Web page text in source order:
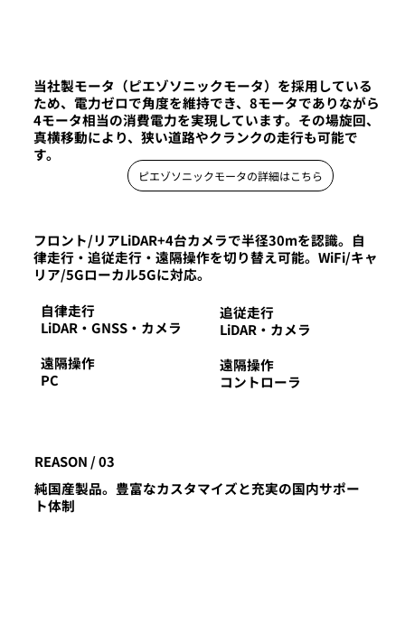
フロント/リアLiDAR+4台カメラで半径30mを認識。自
律走行・追従走行・遠隔操作を切り替え可能。WiFi/キャ
リア/5Gローカル5Gに対応。
自律走行
LiDAR・GNSS・カメラ
遠隔操作
PC
追従走行
LiDAR・カメラ
遠隔操作
コントローラ
REASON / 03
純国産製品。豊富なカスタマイズと充実の国内サポー
ト体制
当社製モータ（ピエゾソニックモータ）を採用している
ため、電力ゼロで角度を維持でき、8モータでありながら
4モータ相当の消費電力を実現しています。その場旋回、
真横移動により、狭い道路やクランクの走行も可能で
す。
ピエゾソニックモータの詳細はこちら